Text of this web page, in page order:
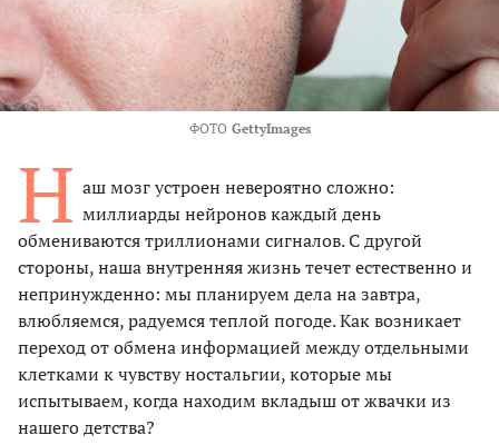
ФОТО GettyImages
Н аш мозг устроен невероятно сложно:
миллиарды нейронов каждый день
обмениваются триллионами сигналов. С другой
стороны, наша внутренняя жизнь течет естественно и
непринужденно: мы планируем дела на завтра,
влюбляемся, радуемся теплой погоде. Как возникает
переход от обмена информацией между отдельными
клетками к чувству ностальгии, которые мы
испытываем, когда находим вкладыш от жвачки из
нашего детства?